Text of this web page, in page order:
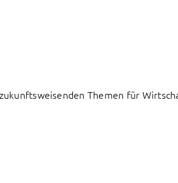
Themen für